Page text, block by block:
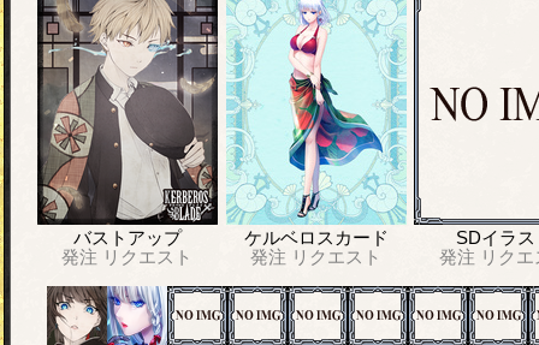
バストアップ
発注 リクエスト
ケルベロスカード
発注 リクエスト
SDイラス
発注 リク